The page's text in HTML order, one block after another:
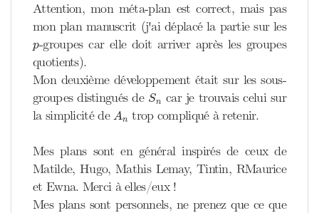
Attention, mon méta-plan est correct, mais pas
mon plan manuscrit (j'ai déplacé la partie sur les
p
p-groupes car elle doit arriver après les groupes
quotients).
Mon deuxième développement était sur les sous-
groupes distingués de Sn
Sn
car je trouvais celui sur
la simplicité deAn
A trop compliqué à retenir.
Mes plans sont en général inspirés de ceux de
Matilde, Hugo, Mathis Lemay, Tintin, RMaurice
et Ewna. Merci à elles/eux !
Mes plans sont personnels, ne prenez que ce que